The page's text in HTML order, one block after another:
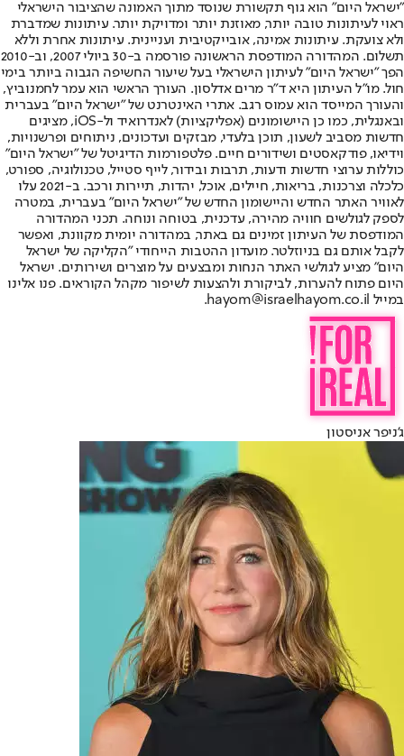
"ישראל היום" הוא גוף תקשורת שנוסד מתוך האמונה שהציבור הישראלי
ראוי לעיתונות טובה יותר, מאוזנת יותר ומדויקת יותר. עיתונות שמדברת
ולא צועקת. עיתונות אמינה, אובייקטיבית ועניינית. עיתונות אחרת וללא
תשלום. המהדורה המודפסת הראשונה פורסמה ב-30 ביולי 2007, וב-2010
הפך "ישראל היום" לעיתון הישראלי בעל שיעור החשיפה הגבוה ביותר בימי
חול. מו"ל העיתון היא ד"ר מרים אדלסון. העורך הראשי הוא עמר לחמנוביץ,
והעורך המייסד הוא עמוס רגב. אתרי האינטרנט של "ישראל היום" בעברית
ובאנגלית, כמו כן היישומונים (אפליקציות) לאנדרואיד ול-iOS, מציגים
חדשות מסביב לשעון, תוכן בלעדי, מבזקים ועדכונים, ניתוחים ופרשנויות,
וידיאו, פודקאסטים ושידורים חיים. פלטפורמות הדיגיטל של "ישראל היום"
כוללות ערוצי חדשות ודעות, תרבות ובידור, לייף סטייל, טכנולוגיה, ספורט,
כלכלה וצרכנות, בריאות, חיילים, אוכל, יהדות, תיירות ורכב. ב-2021 עלו
לאוויר האתר החדש והיישומון החדש של "ישראל היום" בעברית, במטרה
לספק לגולשים חוויה מהירה, עדכנית, בטוחה ונוחה. תכני המהדורה
המודפסת של העיתון זמינים גם באתר, במהדורה יומית מקוונת, ואפשר
לקבל אותם גם בניוזלטר. מועדון ההטבות הייחודי "הקליקה של ישראל
היום" מציע לגולשי האתר הנחות ומבצעים על מוצרים ושירותים. ישראל
היום פתוח להערות, לביקורת ולהצעות לשיפור מקהל הקוראים. פנו אלינו
במייל hayom@israelhayom.co.il.
ג'ניפר אניסטון